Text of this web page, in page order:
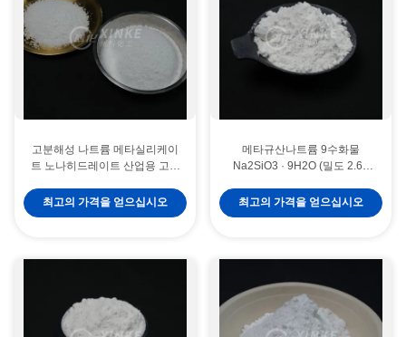
고분해성 나트륨 메타실리케이
트 노나히드레이트 산업용 고밀
최고의 가격을 얻으십시오
메타규산나트륨 9수화물
Na2SiO3 · 9H2O (밀도 2.61
54%)
최고의 가격을 얻으십시오